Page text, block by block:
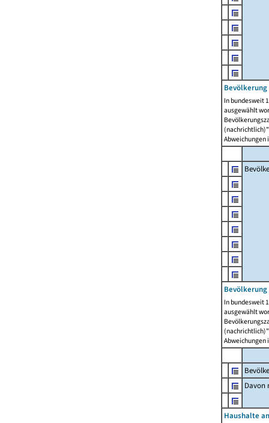
In bundesweit
ausgewählt
Abweichungen
In bundesweit
ausgewählt
Abweichungen
Davon
Haushalte